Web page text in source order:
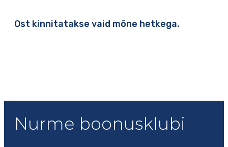
Ost kinnitatakse vaid mõne hetkega.
Nurme boonusklubi